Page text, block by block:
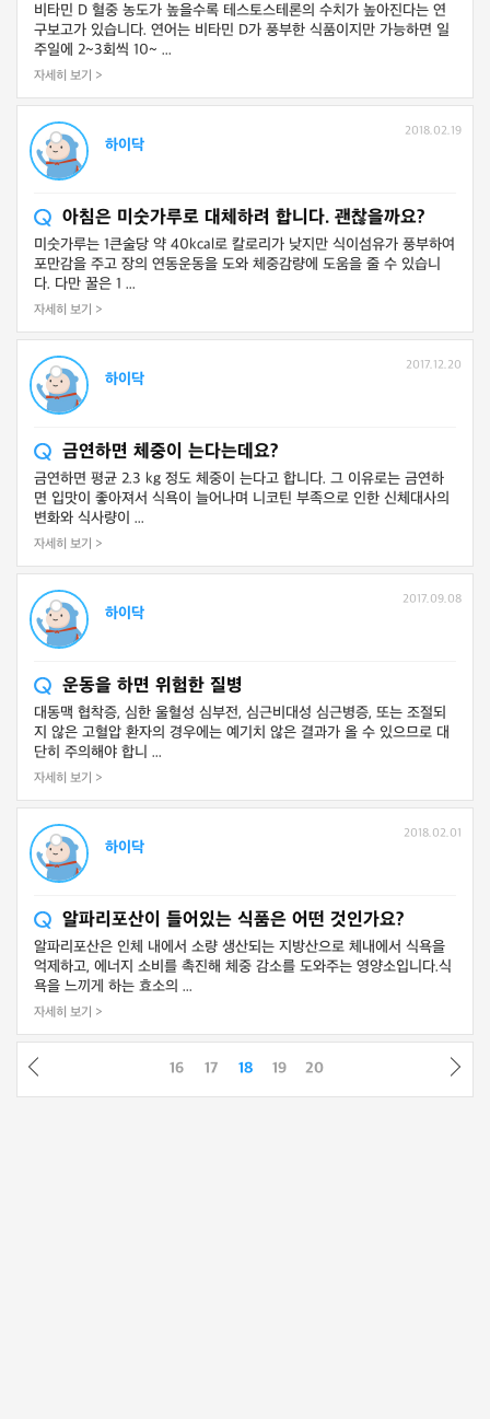
비타민 D 혈중 농도가 높을수록 테스토스테론의 수치가 높아진다는 연
구보고가 있습니다. 연어는 비타민 D가 풍부한 식품이지만 가능하면 일
주일에 2~3회씩 10~ ...
자세히 보기 >
하이닥
2018.02.19
아침은 미숫가루로 대체하려 합니다. 괜찮을까요?
미숫가루는 1큰술당 약 40kcal로 칼로리가 낮지만 식이섬유가 풍부하여
포만감을 주고 장의 연동운동을 도와 체중감량에 도움을 줄 수 있습니
다. 다만 꿀은 1 ...
자세히 보기 >
하이닥
2017.12.20
금연하면 체중이 는다는데요?
금연하면 평균 2.3 kg 정도 체중이 는다고 합니다. 그 이유로는 금연하
면 입맛이 좋아져서 식욕이 늘어나며 니코틴 부족으로 인한 신체대사의
변화와 식사량이 ...
자세히 보기 >
하이닥
2017.09.08
운동을 하면 위험한 질병
대동맥 협착증, 심한 울혈성 심부전, 심근비대성 심근병증, 또는 조절되
지 않은 고혈압 환자의 경우에는 예기치 않은 결과가 올 수 있으므로 대
단히 주의해야 합니 ...
자세히 보기 >
하이닥
2018.02.01
알파리포산이 들어있는 식품은 어떤 것인가요?
알파리포산은 인체 내에서 소량 생산되는 지방산으로 체내에서 식욕을
억제하고, 에너지 소비를 촉진해 체중 감소를 도와주는 영양소입니다.식
욕을 느끼게 하는 효소의 ...
자세히 보기 >
16 17 18 19 20